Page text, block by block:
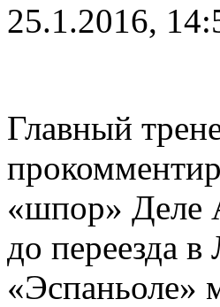
25.1.2016,
Главный
«шпор» Деле
до переезда
«Эспаньоле»